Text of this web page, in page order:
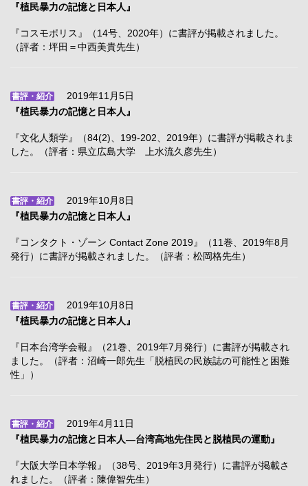
『植民暴力の記憶と日本人』
『コスモポリス』（14号、2020年）に書評が掲載されました。
（評者：坪田＝中西美貴先生）
書評・紹介
2019年11月5日
『植民暴力の記憶と日本人』
『文化人類学』（84(2)、199-202、2019年）に書評が掲載されま
した。（評者：県立広島大学 上水流久彦先生）
書評・紹介
2019年10月8日
『植民暴力の記憶と日本人』
『コンタクト・ゾーン Contact Zone 2019』（11巻、2019年8月
発行）に書評が掲載されました。（評者：松岡格先生）
書評・紹介
2019年10月8日
『植民暴力の記憶と日本人』
『日本台湾学会報』（21巻、2019年7月発行）に書評が掲載され
ました。（評者：沼崎一郎先生「脱植民の民族誌の可能性と困難
性」）
書評・紹介
2019年4月11日
『植民暴力の記憶と日本人―台湾高地先住民と脱植民の運動』
『大阪大学日本学報』（38号、2019年3月発行）に書評が掲載さ
れました。（評者：陳偉智先生）